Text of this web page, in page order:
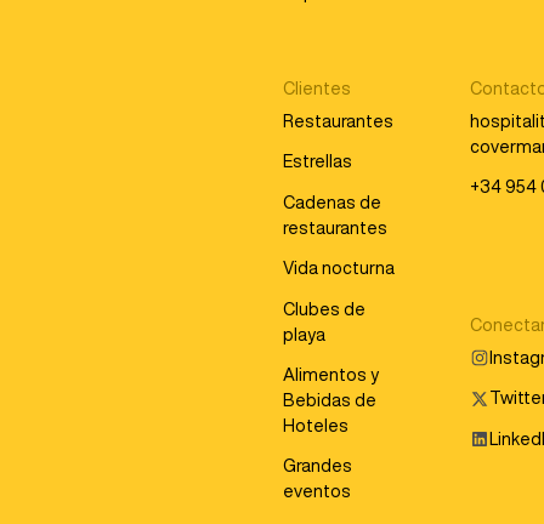
Clientes
Restaurantes
Estrellas
Cadenas de
restaurantes
Vida nocturna
Clubes de
playa
Alimentos y
Bebidas de
Hoteles
Grandes
eventos
+34 954